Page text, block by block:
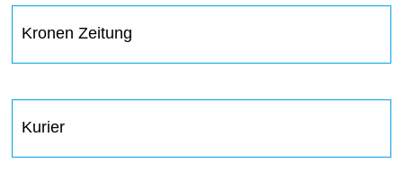
Kronen Zeitung
Kurier